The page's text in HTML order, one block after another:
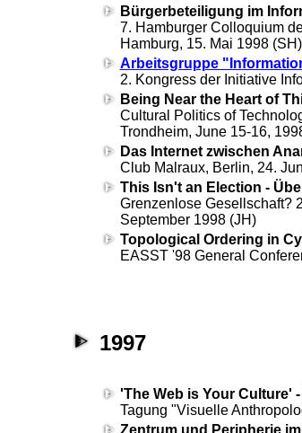
Bürgerbeteiligung im
7. Hamburger Colloquium
Hamburg, 15. Mai 1998
Arbeitsgruppe
2. Kongress der Initiative
Being Near the Heart of
Cultural Politics of
Trondheim, June 15-16,
Das Internet zwischen
Club Malraux, Berlin, 24.
This Isn't an Election -
Grenzenlose Gesellschaft?
September 1998 (JH)
Topological Ordering in
EASST'98 General
1997
'The Web is Your Culture'
Tagung "Visuelle
Zentrum und Peripherie